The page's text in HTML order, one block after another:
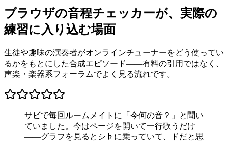
ブラウザの音程チェッカーが、実際の
練習に入り込む場面
生徒や趣味の演奏者がオンラインチューナーをどう使ってい
るかをもとにした合成エピソード——有料の引用ではなく、
声楽・楽器系フォーラムでよく見る流れです。
サビで毎回ルームメイトに「今何の音？」と聞い
ていました。今はページを開いて一行歌うだけ
——グラフを見るとシ♭に乗っていて、ドだと思